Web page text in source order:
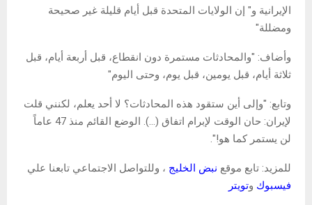
الإيرانية و" إن الولايات المتحدة قبل أيام قليلة غير صحيحة
ومضللة"
وأضاف: "والمحادثات مستمرة دون انقطاع، قبل أربعة أيام، قبل
ثلاثة أيام، قبل يومين، قبل يوم، وحتى اليوم"
وتابع: "وإلى أين ستقود هذه المحادثات؟ لا أحد يعلم، لكنني قلت
لإيران: حان الوقت لإبرام اتفاق (…). الوضع القائم منذ 47 عاماً
لن يستمر كما هو!".
للمزيد: تابع موقع نبض الخليج ، وللتواصل الاجتماعي تابعنا علي
فيسبوك وتويتر